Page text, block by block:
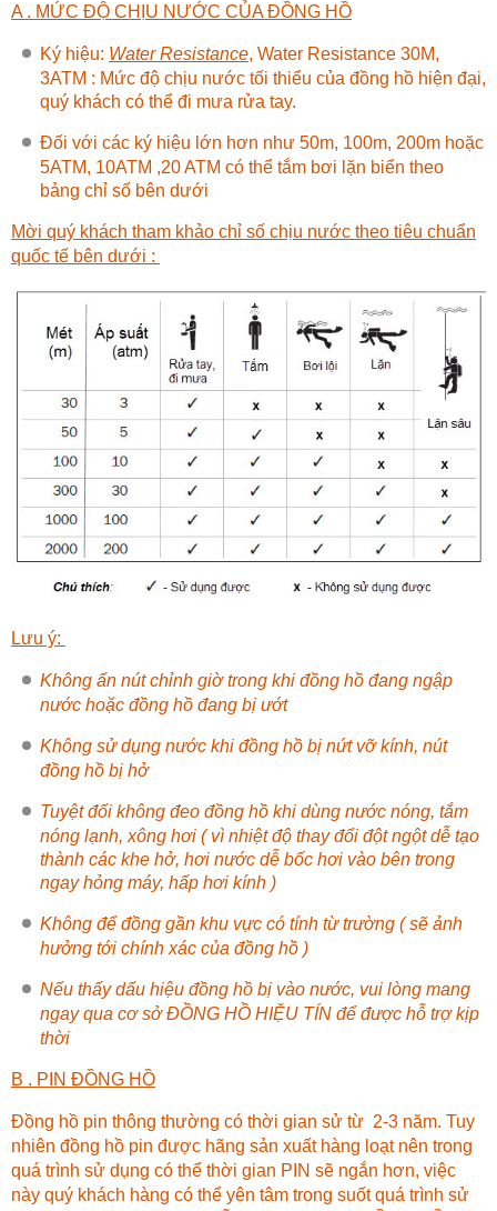
A . MỨC ĐỘ CHỊU NƯỚC CỦA ĐỒNG HỒ
Ký hiệu: Water Resistance, Water Resistance 30M,
3ATM : Mức độ chịu nước tối thiểu của đồng hồ hiện đại,
quý khách có thể đi mưa rửa tay.
Đối với các ký hiệu lớn hơn như 50m, 100m, 200m hoặc
5ATM, 10ATM ,20 ATM có thể tắm bơi lặn biển theo
bảng chỉ số bên dưới
Mời quý khách tham khảo chỉ số chịu nước theo tiêu chuẩn
quốc tế bên dưới :
Lưu ý:
Không ấn nút chỉnh giờ trong khi đồng hồ đang ngập
nước hoặc đồng hồ đang bị ướt
Không sử dụng nước khi đồng hồ bị nứt vỡ kính, nút
đồng hồ bị hở
Tuyệt đối không đeo đồng hồ khi dùng nước nóng, tắm
nóng lạnh, xông hơi ( vì nhiệt độ thay đổi đột ngột dễ tạo
thành các khe hở, hơi nước dễ bốc hơi vào bên trong
ngay hỏng máy, hấp hơi kính )
Không để đồng gần khu vực có tính từ trường ( sẽ ảnh
hưởng tới chính xác của đồng hồ )
Nếu thấy dấu hiệu đồng hồ bị vào nước, vui lòng mang
ngay qua cơ sởĐỒNG HỒ HIỆU TÍN để được hỗ trợ kịp
thời
B . PIN ĐỒNG HỒ
Đồng hồ pin thông thường có thời gian sử từ 2-3 năm. Tuy
nhiên đồng hồ pin được hãng sản xuất hàng loạt nên trong
quá trình sử dụng có thể thời gian PIN sẽ ngắn hơn, việc
này quý khách hàng có thể yên tâm trong suốt quá trình sử